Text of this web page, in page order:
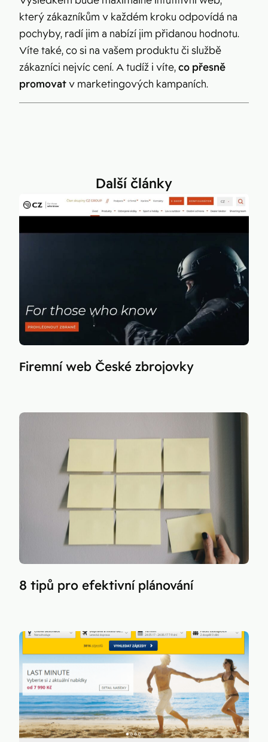
který zákazníkům v každém kroku odpovídá na
pochyby, radí jim a nabízí jim přidanou hodnotu.
Víte také, co si na vašem produktu či službě
zákazníci nejvíc cení. A tudíž i víte,co přesně
promovatv marketingových kampaních.
Další články
Firemní web České zbrojovky
8 tipů pro efektivní plánování